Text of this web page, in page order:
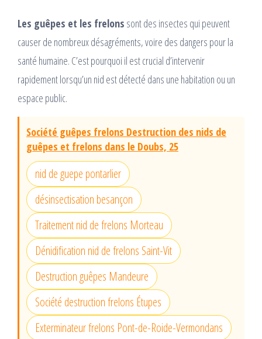
Les guêpes et les frelons sont des insectes qui peuvent
causer de nombreux désagréments, voire des dangers pour la
santé humaine. C’est pourquoi il est crucial d’intervenir
rapidement lorsqu’un nid est détecté dans une habitation ou un
espace public.
Société guêpes frelons Destruction des nids de
guêpes et frelons dans le Doubs, 25
nid de guepe pontarlier
désinsectisation besançon
Traitement nid de frelons Morteau
Dénidification nid de frelons Saint-Vit
Destruction guêpes Mandeure
Société destruction frelons Étupes
Exterminateur frelons Pont-de-Roide-Vermondans